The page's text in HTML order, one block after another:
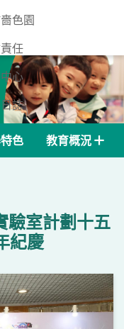
色園
任
心
誌
們
色 教育概況
驗室計劃十五
紀慶